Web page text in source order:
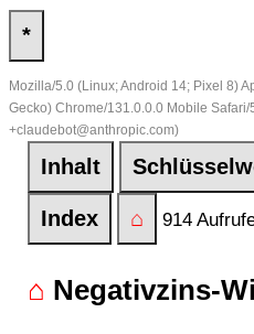
*
Mozilla/5.0 (Linux; Android 14; Pixel 8)
Gecko) Chrome/131.0.0.0 Mobile
+claudebot@anthropic.com)
Inhalt
Index ⌂ 914
⌂ Negativzins-